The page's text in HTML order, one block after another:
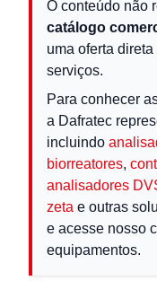
O conteúdo não
catálogo
uma oferta
serviços.
Para conhecer
a Dafratec
incluindo
biorreatores,
analisadores
zeta e outras
e acesse nosso
equipamentos.